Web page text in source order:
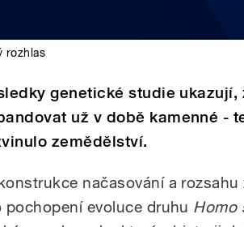
rozhlas
genetické studie
už v době kamenné -
zemědělství.
načasování a
pochopení evoluce druhu Homo